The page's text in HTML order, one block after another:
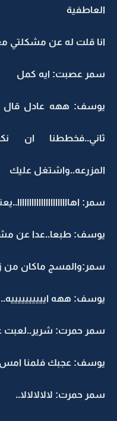
العاطفية
انا قلت له عن مشكلتي
سمر عصبت: ايه كمل
يوسف: ههه عادل قال
ثاني..فخططنا ان
المزرعه..واشتغل عليك
سمر:
يوسف: طبعا..عدا عن
سمر:والمسج ماكان من
يوسف: ههه
سمر حمرت: شرير..لعبت
يوسف: عجبك فلمنا
سمر حمرت: لالالالالا..